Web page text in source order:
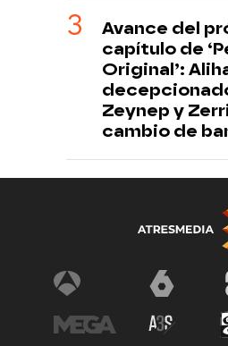
Avance del
capítulo de
Original’:
Zeynep y
cambio de